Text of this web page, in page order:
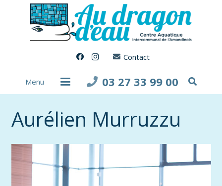
Contact
Menu 03 27 33 99 00
Aurélien Murruzzu